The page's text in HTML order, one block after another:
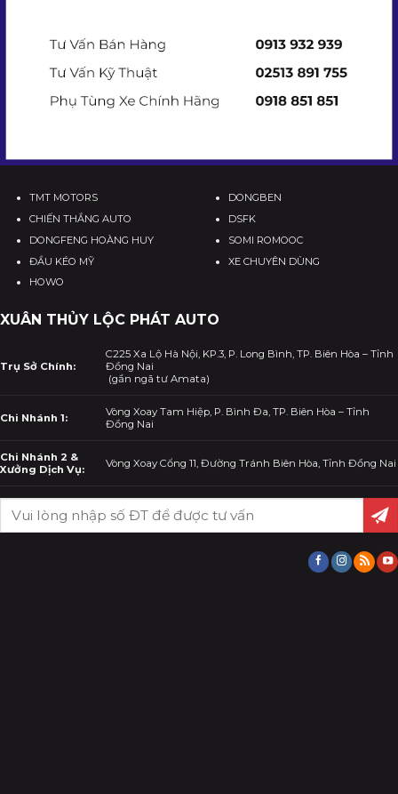
TMT MOTORS
CHIẾN THẮNG AUTO
DONGFENG HOÀNG HUY
ĐẦU KÉO MỸ
HOWO
DONGBEN
DSFK
SOMI ROMOOC
XE CHUYÊN DÙNG
XUÂN THỦY LỘC PHÁT AUTO
Trụ Sở Chính:
C225 Xa Lộ Hà Nội, KP.3, P. Long Bình, TP. Biên Hòa – Tỉnh
Đồng Nai
(gần ngã tư Amata)
Chi Nhánh 1:
Vòng Xoay Tam Hiệp, P. Bình Đa, TP. Biên Hòa – Tỉnh
Đồng Nai
Chi Nhánh 2 &
Xưởng Dịch Vụ:
Vòng Xoay Cổng 11, Đường Tránh Biên Hòa, Tỉnh Đồng Nai